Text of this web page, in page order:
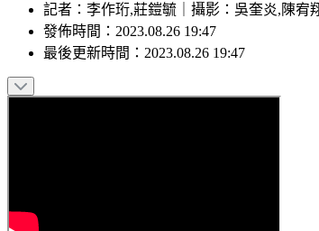
記者 ： 李作珩,莊鎧毓 攝影 ： 吳奎炎,陳宥
發佈時間： 2023.08.26 19:47
最後更新時間： 2023.08.26 19:47